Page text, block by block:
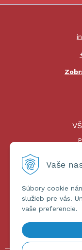
Vaše
Súbory cookie
služieb pre vás.
vaše preferencie.